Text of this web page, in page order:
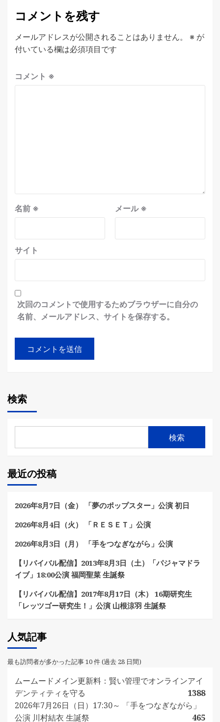
コメントを残す
メールアドレスが公開されることはありません。 ※ が
付いている欄は必須項目です
コメント ※
名前 ※ メール※
サイト
次回のコメントで使用するためブラウザーに自分の
名前、メールアドレス、サイトを保存する。
検索
検索
最近の投稿
2026年8月7日（金） 「夢のポップスター」公演 初日
2026年8月4日（火） 「ＲＥＳＥＴ」公演
2026年8月3日（月） 「手をつなぎながら」公演
【リバイバル配信】2013年8月3日（土）「パジャマドラ
イブ」18:00公演 福岡聖菜 生誕祭
【リバイバル配信】2017年8月17日（木） 16期研究生
「レッツゴー研究生！」公演 山根涼羽 生誕祭
人気記事
最も訪問者が多かった記事 10 件 (過去 28 日間)
ムームードメイン更新料：賢い管理でオンラインアイ
デンティティを守る
1388
2026年7月26日（日）17:30～ 「手をつなぎながら」
公演 川村結衣 生誕祭
465